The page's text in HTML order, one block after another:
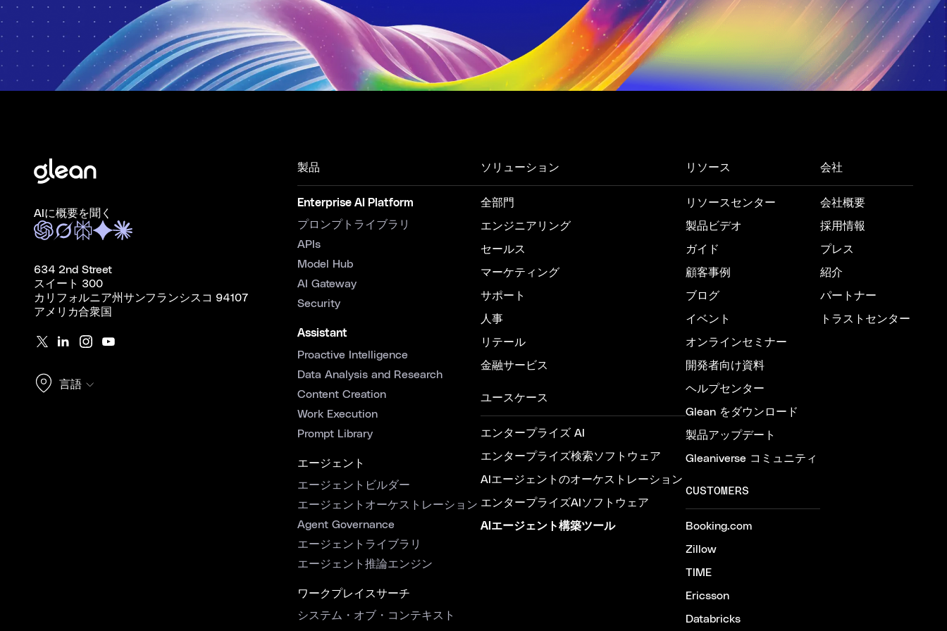
AIに概要を聞く
634 2nd Street
スイート 300
カリフォルニア州サンフランシスコ 94107
アメリカ合衆国
言語
製品
Enterprise AI Platform
プロンプトライブラリ
APIs
Model Hub
AI Gateway
Security
Assistant
Proactive Intelligence
Data Analysis and Research
Content Creation
Work Execution
Prompt Library
エージェント
エージェントビルダー
エージェントオーケストレーション
Agent Governance
エージェントライブラリ
エージェント推論エンジン
ワークプレイスサーチ
システム・オブ・コンテキスト
ソリューション
全部門
エンジニアリング
セールス
マーケティング
サポート
人事
リテール
金融サービス
ユースケース
エンタープライズ AI
エンタープライズ検索ソフトウェア
AIエージェントのオーケストレーション
エンタープライズAIソフトウェア
AIエージェント構築ツール
リソース
リソースセンター
製品ビデオ
ガイド
顧客事例
ブログ
イベント
オンラインセミナー
開発者向け資料
ヘルプセンター
Glean をダウンロード
製品アップデート
Gleaniverse コミュニティ
CUSTOMERS
Booking.com
Zillow
TIME
Ericsson
Databricks
会社
会社概要
採用情報
プレス
紹介
パートナー
トラストセンター